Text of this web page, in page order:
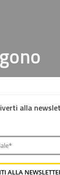
alla